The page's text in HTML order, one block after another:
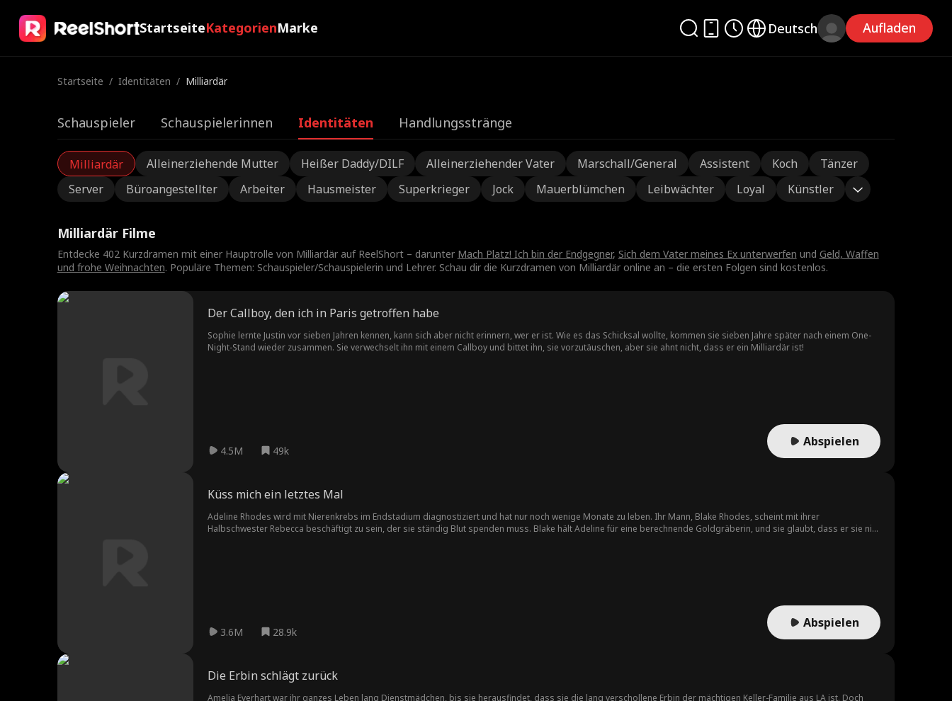
StartseiteKategorienMarke Deutsch Aufladen
Startseite / Identitäten / Milliardär
Schauspieler Schauspielerinnen Identitäten Handlungsstränge
Milliardär Alleinerziehende Mutter Heißer Daddy/DILF Alleinerziehender Vater Marschall/General Assistent Koch
Tänzer
Server
Büroangestellter Arbeiter Hausmeister Superkrieger Jock Mauerblümchen Leibwächter Loyal Künstler
Milliardär Filme
Entdecke 402 Kurzdramen mit einer Hauptrolle von Milliardär auf ReelShort – darunter Mach Platz! Ich bin der Endgegner, Sich dem Vater meines Ex unterwerfen und Geld, Waffen
und frohe Weihnachten. Populäre Themen: Schauspieler/Schauspielerin und Lehrer. Schau dir die Kurzdramen von Milliardär online an – die ersten Folgen sind kostenlos.
Der Callboy, den ich in Paris getroffen habe
Sophie lernte Justin vor sieben Jahren kennen, kann sich aber nicht erinnern, wer er ist. Wie es das Schicksal wollte, kommen sie sieben Jahre später nach einem One-
Night-Stand wieder zusammen. Sie verwechselt ihn mit einem Callboy und bittet ihn, sie vorzutäuschen, aber sie ahnt nicht, dass er ein Milliardär ist!
4.5M 49k
Abspielen
Küss mich ein letztes Mal
Adeline Rhodes wird mit Nierenkrebs im Endstadium diagnostiziert und hat nur noch wenige Monate zu leben. Ihr Mann, Blake Rhodes, scheint mit ihrer
Halbschwester Rebecca beschäftigt zu sein, der sie ständig Blut spenden muss. Blake hält Adeline für eine berechnende Goldgräberin, und sie glaubt, dass er sie nie
3.6M 28.9k
Abspielen
Die Erbin schlägt zurück
Amelia Everhart war ihr ganzes Leben lang Dienstmädchen, bis sie herausfindet, dass sie die lang verschollene Erbin der mächtigen Keller-Familie aus LA ist. Doch